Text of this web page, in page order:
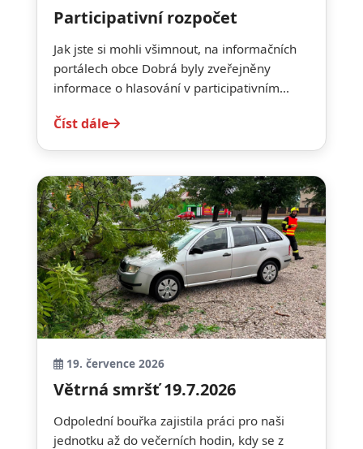
Participativní rozpočet
Jak jste si mohli všimnout, na informačních
portálech obce Dobrá byly zveřejněny
informace o hlasování v participativním...
Číst dále
19. července 2026
Větrná smršť 19.7.2026
Odpolední bouřka zajistila práci pro naši
jednotku až do večerních hodin, kdy se z